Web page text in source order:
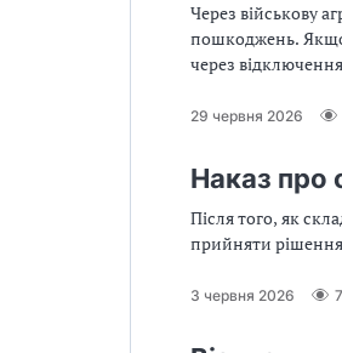
Через військову
пошкоджень. Якщо підприємство не може провадити господарську діяльність у повному обсязі
через відключення електроенергії та/
29 червня 2026
Наказ про
Після того, як
прийняти
3 червня 2026